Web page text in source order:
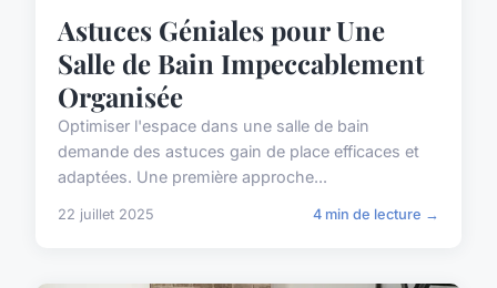
Astuces Géniales pour Une
Salle de Bain Impeccablement
Organisée
Optimiser l'espace dans une salle de bain
demande des astuces gain de place efficaces et
adaptées. Une première approche...
22 juillet 2025 4 min de lecture →